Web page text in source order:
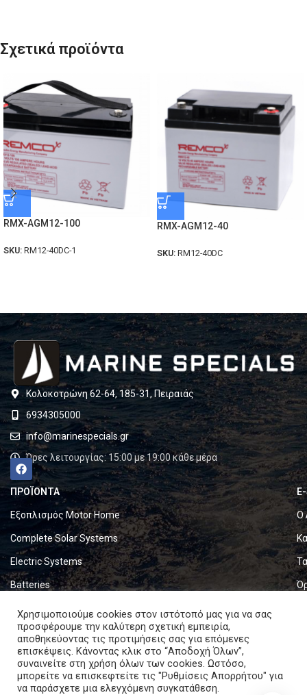
Σχετικά προϊόντα
RMX-AGM12-100
SKU: RM12-40DC-1
RMX-AGM12-40
SKU: RM12-40DC
Κολοκοτρώνη 62-64, 185-31, Πειραιάς
6934305000
info@marinespecials.gr
Ώρες λειτουργίας: 15:00 με 19:00 κάθε μέρα
ΠΡΟΪΟΝΤΑ
Εξοπλισμός Motor Home
Complete Solar Systems
Electric Systems
Batteries
Set & Fold Solar Panels
Marine Equipment
Ο
Copyright © 2024. All rights reserved.
Χρησιμοποιούμε cookies στον ιστότοπό μας για να σας
προσφέρουμε την καλύτερη σχετική εμπειρία,
αποθηκεύοντας τις προτιμήσεις σας για επόμενες
επισκέψεις. Κάνοντας κλικ στο “Αποδοχή Όλων”,
συναινείτε στη χρήση όλων των cookies. Ωστόσο,
μπορείτε να επισκεφτείτε τις "Ρυθμίσεις Απορρήτου" για
να παράσχετε μια ελεγχόμενη συγκατάθεση.